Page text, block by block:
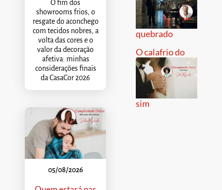
O fim dos
showrooms frios, o
resgate do aconchego
com tecidos nobres, a
volta das cores e o
valor da decoração
afetiva: minhas
considerações finais
da CasaCor 2026
05/08/2026
quebrado
O calafrio do
sim